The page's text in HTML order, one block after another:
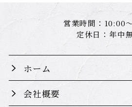
営業時間：10:00
定休日：年中
ホーム
会社概要